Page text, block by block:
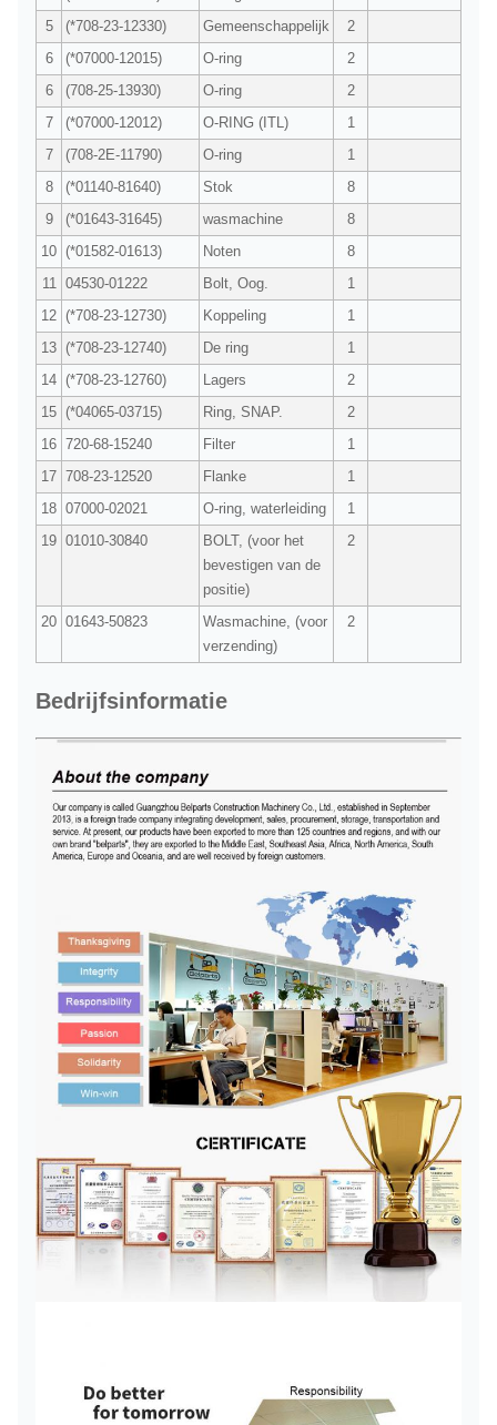
5
(*708-23-12330) Gemeenschappelijk
2
6
(*07000-12015) O-ring
2
6
(708-25-13930) O-ring
2
7
(*07000-12012) O-RING (ITL)
1
7
(708-2E-11790) O-ring
1
8
(*01140-81640) Stok
8
9
(*01643-31645) wasmachine
8
10 (*01582-01613) Noten
8
11
04530-01222 Bolt, Oog.
1
12 (*708-23-12730) Koppeling
1
13 (*708-23-12740) De ring
1
14 (*708-23-12760) Lagers
2
15 (*04065-03715) Ring, SNAP.
2
16 720-68-15240 Filter
1
17 708-23-12520 Flanke
1
18 07000-02021 O-ring, waterleiding
1
19 01010-30840
BOLT, (voor het
bevestigen van de
positie)
2
20 01643-50823
Wasmachine, (voor
verzending)
2
Bedrijfsinformatie